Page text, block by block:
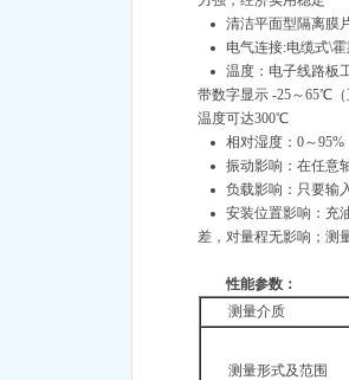
清洁平面型隔离膜
电气连接:电缆式\
温度：电子线路板
带数字显示 -25～65℃
温度可达300℃
相对湿度：0～95%
振动影响：在任意
负载影响：只要输
安装位置影响：充
差，对量程无影响；测
性能参数：
测量介质
测量形式及范围